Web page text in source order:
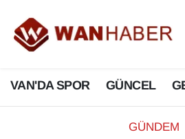
VAN'DA SPOR GÜNCEL
GÜNDEM
3.SAYFA
ASAYİŞ
BİLİM VE TEKNOLOJİ
Van Nöbetçi Eczaneler
Van Hava Durumu
Van Namaz Vakitleri